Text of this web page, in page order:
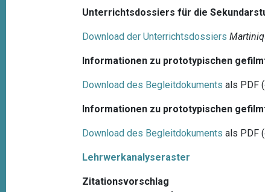
Unterrichtsdossiers für die
Download der Unterrichtsdossiers
Informationen zu prototypischen
Download des Begleitdokuments als PDF
Informationen zu prototypischen
Download des Begleitdokuments als PDF
Lehrwerkanalyseraster
Zitationsvorschlag